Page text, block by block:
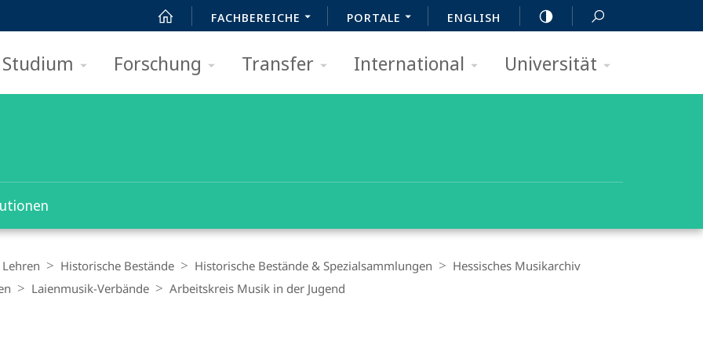
FACHBEREICHE PORTALE ENGLISH
Studium Forschung Transfer International Universität
Historische Bestände Historische Bestände & Spezialsammlungen
Hessisches Musikarchiv
Laienmusik-Verbände Arbeitskreis Musik in der Jugend